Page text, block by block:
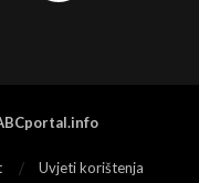
Uvjeti korištenja